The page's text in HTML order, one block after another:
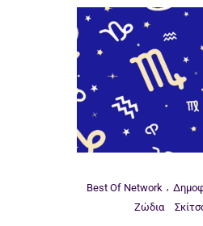
Best Of Network
Ζώδια